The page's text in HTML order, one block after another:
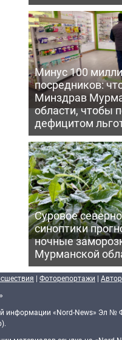
Минус 100
посредников:
Минздрав
области, чтобы
дефицитом
Суровое
синоптики
ночные
Мурманской
| Фоторепортажи |
информации «Nord-News» Эл